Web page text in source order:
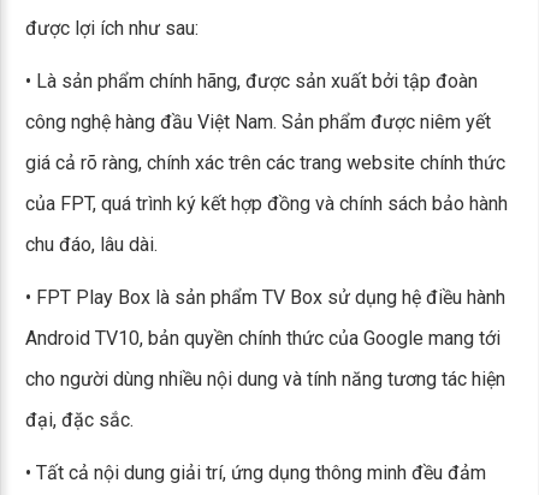
được lợi ích như sau:
• Là sản phẩm chính hãng, được sản xuất bởi tập đoàn
công nghệ hàng đầu Việt Nam. Sản phẩm được niêm yết
giá cả rõ ràng, chính xác trên các trang website chính thức
của FPT, quá trình ký kết hợp đồng và chính sách bảo hành
chu đáo, lâu dài.
• FPT Play Box là sản phẩm TV Box sử dụng hệ điều hành
Android TV10, bản quyền chính thức của Google mang tới
cho người dùng nhiều nội dung và tính năng tương tác hiện
đại, đặc sắc.
• Tất cả nội dung giải trí, ứng dụng thông minh đều đảm